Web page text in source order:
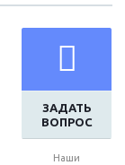
ЗАДАТЬ
ВОПРОС
Наши